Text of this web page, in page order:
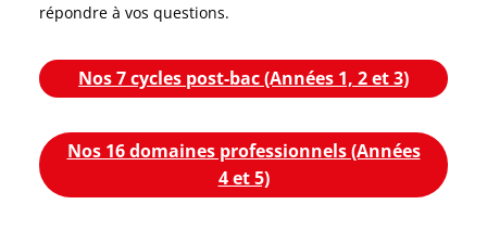
répondre à vos questions.
Nos 7 cycles post-bac (Années 1, 2 et 3)
Nos 16 domaines professionnels (Années
4 et 5)